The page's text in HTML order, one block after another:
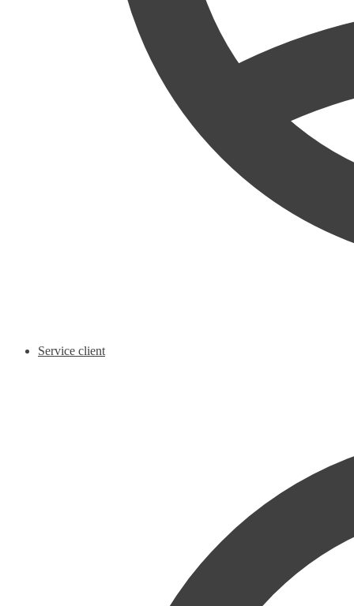
Service client